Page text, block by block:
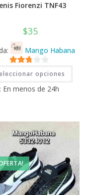
Fiorenzi TNF43
$35
Mango Habana
2.71
de 5
opciones
Este
tiene
de
En menos de 24h